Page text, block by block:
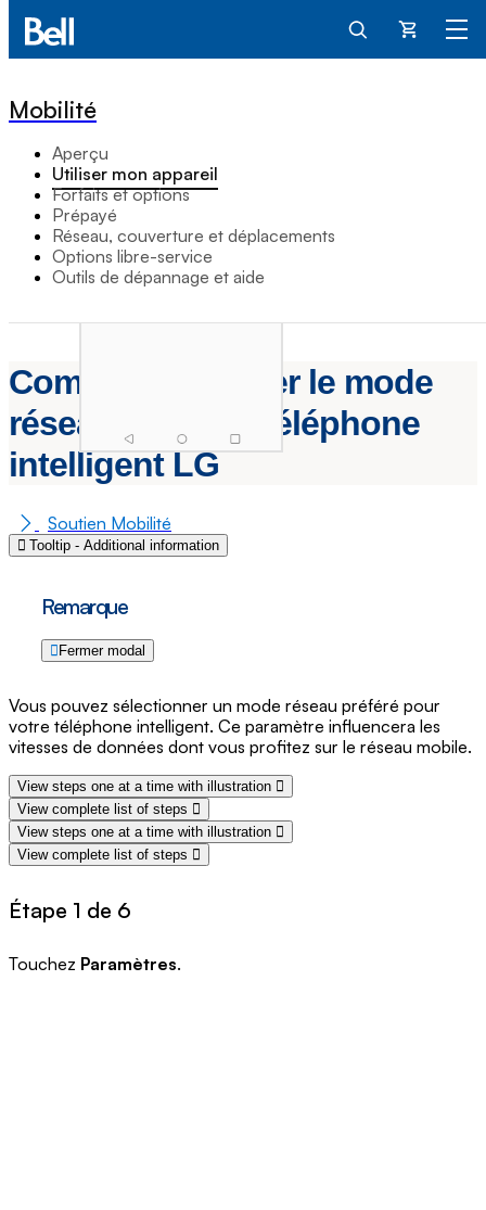
Panier
Mobilité
Aperçu
Utiliser mon appareil
Forfaits et options
Prépayé
Réseau, couverture et déplacements
Options libre-service
Outils de dépannage et aide
Comment modifier le mode
réseau sur mon téléphone
intelligent LG
Soutien Mobilité
Tooltip - Additional information
Remarque
Fermer modal
Vous pouvez sélectionner un mode réseau préféré pour
votre téléphone intelligent. Ce paramètre influencera les
vitesses de données dont vous profitez sur le réseau mobile.
View steps one at a time with illustration
View complete list of steps
View steps one at a time with illustration
View complete list of steps
Étape 1 de 6
Touchez Paramètres.